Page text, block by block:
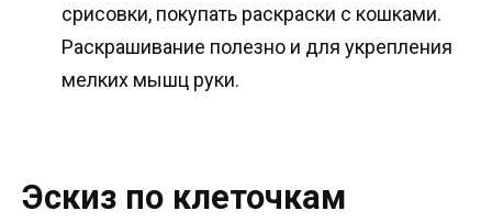
срисовки, покупать раскраски с кошками.
Раскрашивание полезно и для укрепления
мелких мышц руки.
Эскиз по клеточкам